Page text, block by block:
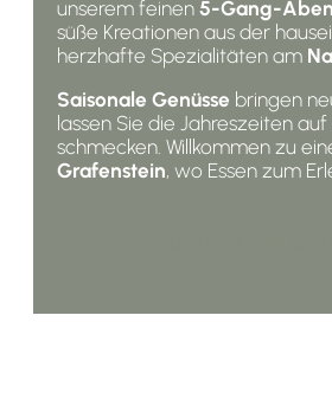
unserem feinen 5-Gang-
süße Kreationen aus der
herzhafte Spezialitäten am
Saisonale Genüsse bringen
lassen Sie die Jahreszeiten
schmecken. Willkommen zu
Grafenstein, wo Essen zum